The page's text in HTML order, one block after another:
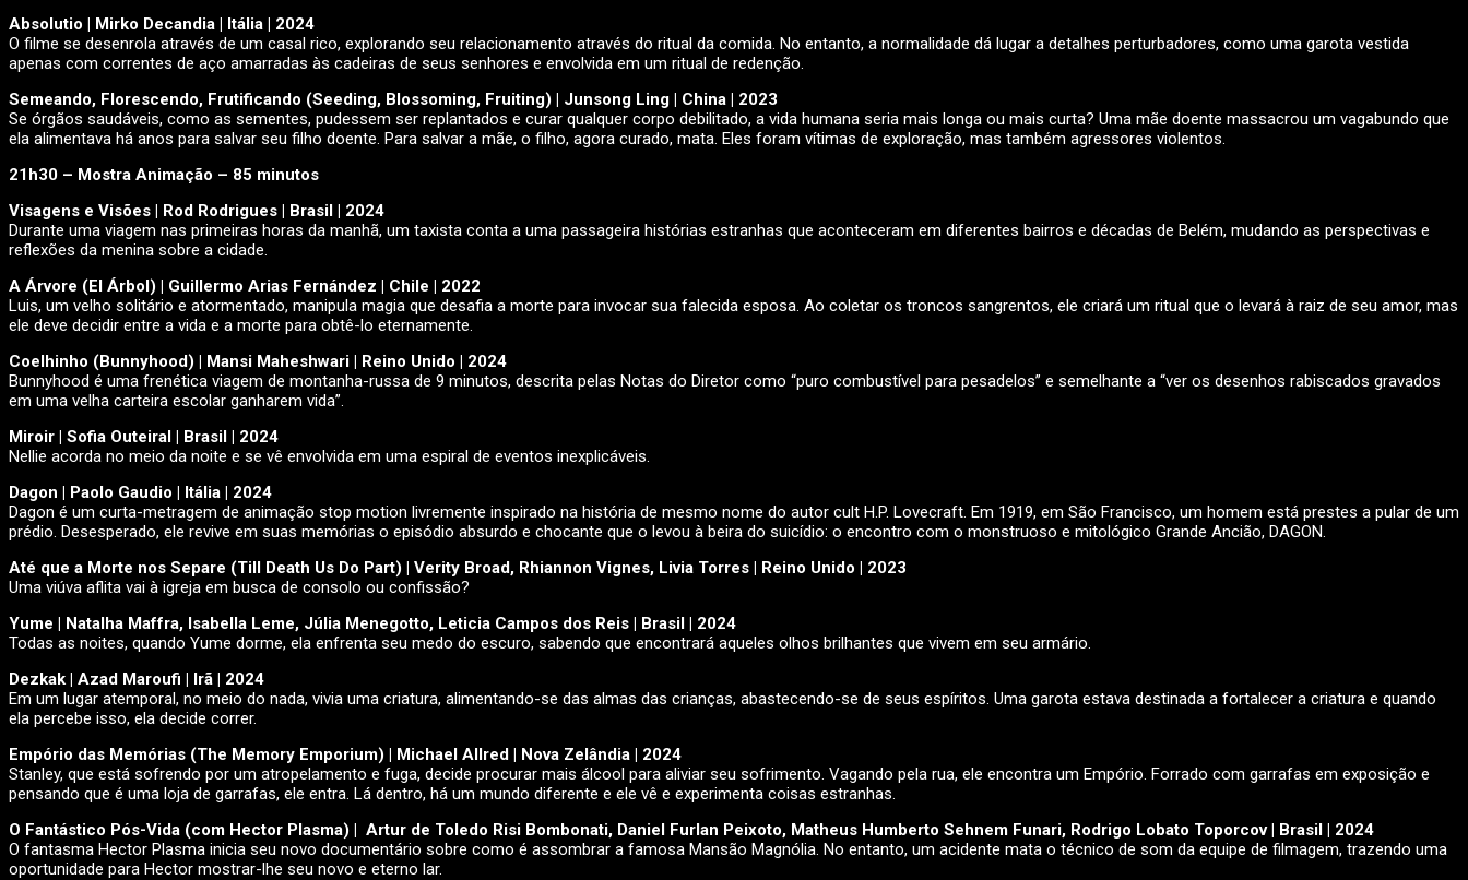
Absolutio | Mirko Decandia | Itália | 2024
O filme se desenrola através de um casal rico, explorando seu relacionamento através do ritual da comida. No entanto, a normalidade dá lugar a detalhes perturbadores, como uma garota vestida
apenas com correntes de aço amarradas às cadeiras de seus senhores e envolvida em um ritual de redenção.
Semeando, Florescendo, Frutificando (Seeding, Blossoming, Fruiting) | Junsong Ling | China | 2023
Se órgãos saudáveis, como as sementes, pudessem ser replantados e curar qualquer corpo debilitado, a vida humana seria mais longa ou mais curta? Uma mãe doente massacrou um vagabundo que
ela alimentava há anos para salvar seu filho doente. Para salvar a mãe, o filho, agora curado, mata. Eles foram vítimas de exploração, mas também agressores violentos.
21h30 – Mostra Animação – 85 minutos
Visagens e Visões | Rod Rodrigues | Brasil | 2024
Durante uma viagem nas primeiras horas da manhã, um taxista conta a uma passageira histórias estranhas que aconteceram em diferentes bairros e décadas de Belém, mudando as perspectivas e
reflexões da menina sobre a cidade.
A Árvore (El Árbol) | Guillermo Arias Fernández | Chile | 2022
Luis, um velho solitário e atormentado, manipula magia que desafia a morte para invocar sua falecida esposa. Ao coletar os troncos sangrentos, ele criará um ritual que o levará à raiz de seu amor, mas
ele deve decidir entre a vida e a morte para obtê-lo eternamente.
Coelhinho (Bunnyhood) | Mansi Maheshwari | Reino Unido | 2024
Bunnyhood é uma frenética viagem de montanha-russa de 9 minutos, descrita pelas Notas do Diretor como “puro combustível para pesadelos” e semelhante a “ver os desenhos rabiscados gravados
em uma velha carteira escolar ganharem vida”.
Miroir | Sofia Outeiral | Brasil | 2024
Nellie acorda no meio da noite e se vê envolvida em uma espiral de eventos inexplicáveis.
Dagon | Paolo Gaudio | Itália | 2024
Dagon é um curta-metragem de animação stop motion livremente inspirado na história de mesmo nome do autor cult H.P. Lovecraft. Em 1919, em São Francisco, um homem está prestes a pular de um
prédio. Desesperado, ele revive em suas memórias o episódio absurdo e chocante que o levou à beira do suicídio: o encontro com o monstruoso e mitológico Grande Ancião, DAGON.
Até que a Morte nos Separe (Till Death Us Do Part) | Verity Broad, Rhiannon Vignes, Livia Torres | Reino Unido | 2023
Uma viúva aflita vai à igreja em busca de consolo ou confissão?
Yume | Natalha Maffra, Isabella Leme, Júlia Menegotto, Leticia Campos dos Reis | Brasil | 2024
Todas as noites, quando Yume dorme, ela enfrenta seu medo do escuro, sabendo que encontrará aqueles olhos brilhantes que vivem em seu armário.
Dezkak | Azad Maroufi | Irã | 2024
Em um lugar atemporal, no meio do nada, vivia uma criatura, alimentando-se das almas das crianças, abastecendo-se de seus espíritos. Uma garota estava destinada a fortalecer a criatura e quando
ela percebe isso, ela decide correr.
Empório das Memórias (The Memory Emporium) | Michael Allred | Nova Zelândia | 2024
Stanley, que está sofrendo por um atropelamento e fuga, decide procurar mais álcool para aliviar seu sofrimento. Vagando pela rua, ele encontra um Empório. Forrado com garrafas em exposição e
pensando que é uma loja de garrafas, ele entra. Lá dentro, há um mundo diferente e ele vê e experimenta coisas estranhas.
O Fantástico Pós-Vida (com Hector Plasma) | Artur de Toledo Risi Bombonati, Daniel Furlan Peixoto, Matheus Humberto Sehnem Funari, Rodrigo Lobato Toporcov | Brasil | 2024
O fantasma Hector Plasma inicia seu novo documentário sobre como é assombrar a famosa Mansão Magnólia. No entanto, um acidente mata o técnico de som da equipe de filmagem, trazendo uma
oportunidade para Hector mostrar-lhe seu novo e eterno lar.